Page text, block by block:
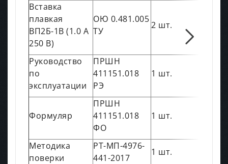
Вставка
плавкая
ВП2Б-1В (1.0 А
250 В)
ОЮ 0.481.005
ТУ
2 шт.
Руководство
по
эксплуатации
ПРШН
411151.018
РЭ
1 шт.
Формуляр
ПРШН
411151.018
ФО
1 шт.
Методика
поверки
РТ-МП-4976-
441-2017
1 шт.